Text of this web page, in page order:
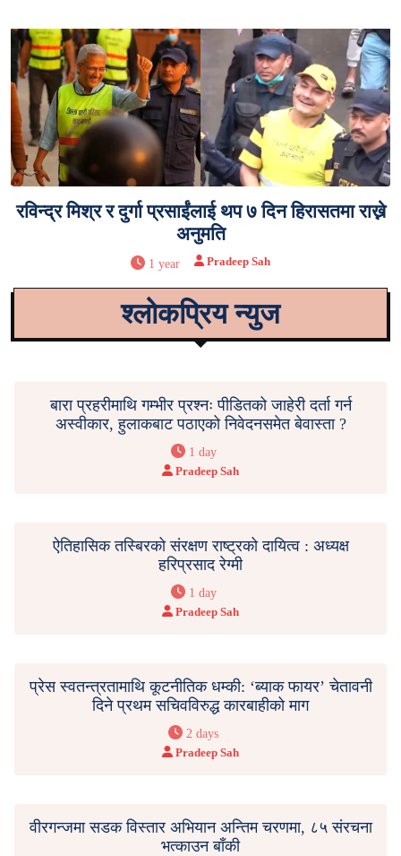
रविन्द्र मिश्र र दुर्गा प्रसाईंलाई थप ७ दिन हिरासतमा राख्ने
अनुमति
1 year Pradeep Sah
श्लोकप्रिय न्युज
बारा प्रहरीमाथि गम्भीर प्रश्नः पीडितको जाहेरी दर्ता गर्न
अस्वीकार, हुलाकबाट पठाएको निवेदनसमेत बेवास्ता ?
1 day
Pradeep Sah
ऐतिहासिक तस्बिरको संरक्षण राष्ट्रको दायित्व : अध्यक्ष
हरिप्रसाद रेग्मी
1 day
Pradeep Sah
प्रेस स्वतन्त्रतामाथि कूटनीतिक धम्की: ‘ब्याक फायर’ चेतावनी
दिने प्रथम सचिवविरुद्ध कारबाहीको माग
2 days
Pradeep Sah
वीरगन्जमा सडक विस्तार अभियान अन्तिम चरणमा, ८५ संरचना
भत्काउन बाँकी